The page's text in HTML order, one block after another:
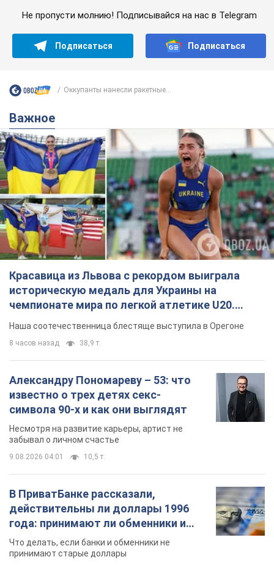
Не пропусти молнию! Подписывайся на нас в Telegram
Подписаться Подписаться
Оккупанты нанесли ракетные...
Важное
Красавица из Львова с рекордом выиграла
историческую медаль для Украины на
чемпионате мира по легкой атлетике U20.
Видео
Наша соотечественница блестяще выступила в Орегоне
8 часов назад 38,9 т.
Александру Пономареву – 53: что
известно о трех детях секс-
символа 90-х и как они выглядят
Несмотря на развитие карьеры, артист не
забывал о личном счастье
9.08.2026 04:01 10,5 т.
В ПриватБанке рассказали,
действительны ли доллары 1996
года: принимают ли обменники и
банки такие купюры
Что делать, если банки и обменники не
принимают старые доллары